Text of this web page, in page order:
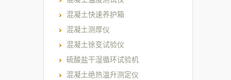
混凝土快速养护箱
混凝土测厚仪
混凝土徐变试验仪
硫酸盐干湿循环试验机
混凝土绝热温升测定仪